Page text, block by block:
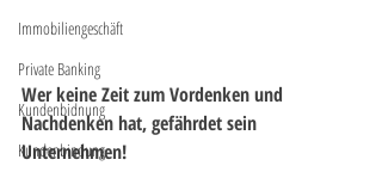
Immobiliengeschäft
Private Banking
Kundenbidnung
Kundenbindung
Wer keine Zeit zum Vordenken und
Nachdenken hat, gefährdet sein
Unternehmen!